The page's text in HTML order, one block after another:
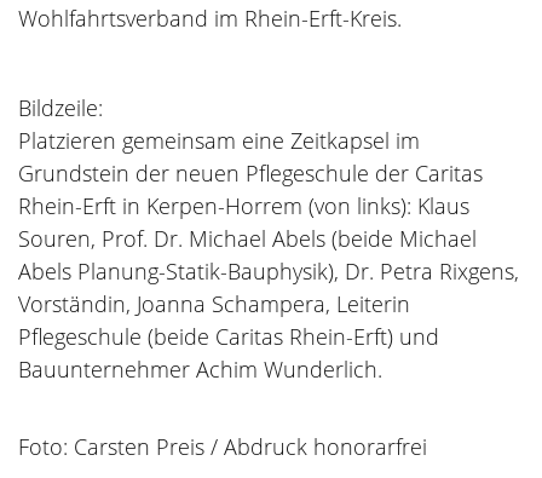
Wohlfahrtsverband im Rhein-Erft-Kreis.
Bildzeile:
Platzieren gemeinsam eine Zeitkapsel im
Grundstein der neuen Pflegeschule der Caritas
Rhein-Erft in Kerpen-Horrem (von links): Klaus
Souren, Prof. Dr. Michael Abels (beide Michael
Abels Planung-Statik-Bauphysik), Dr. Petra Rixgens,
Vorständin, Joanna Schampera, Leiterin
Pflegeschule (beide Caritas Rhein-Erft) und
Bauunternehmer Achim Wunderlich.
Foto: Carsten Preis / Abdruck honorarfrei